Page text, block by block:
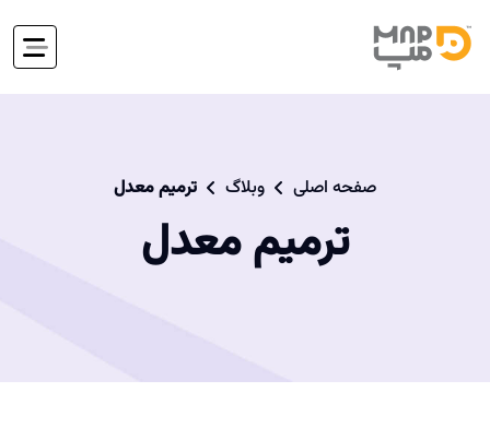
صفحه اصلی وبلاگ ترمیم معدل
ترمیم معدل